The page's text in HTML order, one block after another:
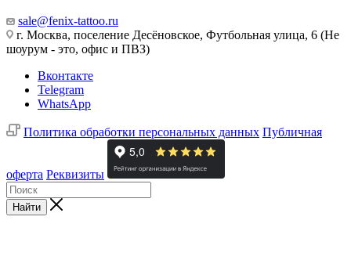
sale@fenix-tattoo.ru
г. Москва, поселение Десёновское, Футбольная улица, 6 (Не
шоурум - это, офис и ПВЗ)
Вконтакте
Telegram
WhatsApp
Политика обработки персональных данных Публичная
оферта Реквизиты
Найти